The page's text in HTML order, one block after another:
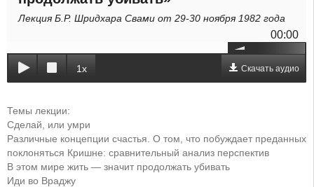
Лекция Б.Р. Шридхара Свами от 29-30 ноября 1982 года
00:00
1x Скачать аудио
Темы лекции:
Сделай, или умри
Различные концепции счастья. О том, что побуждает преданных
поклоняться Кришне: сравнительный анализ перспектив
В этом мире жить — значит продолжать убивать
Иди во Враджу